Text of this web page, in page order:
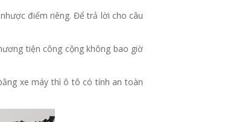
điểm riêng. Để trả lời cho câu
tiện công cộng không bao giờ
xe máy thì ô tô có tính an toàn